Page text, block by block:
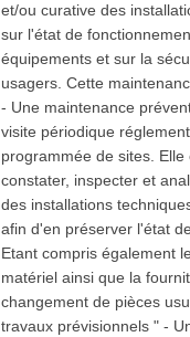
et/ou curative des
sur l'état de
équipements et sur la
usagers. Cette
- Une maintenance
visite périodique
programmée de sites. Elle
constater, inspecter et
des installations
afin d'en préserver l'état
Etant compris également
matériel ainsi que la
changement de pièces
travaux prévisionnels " -